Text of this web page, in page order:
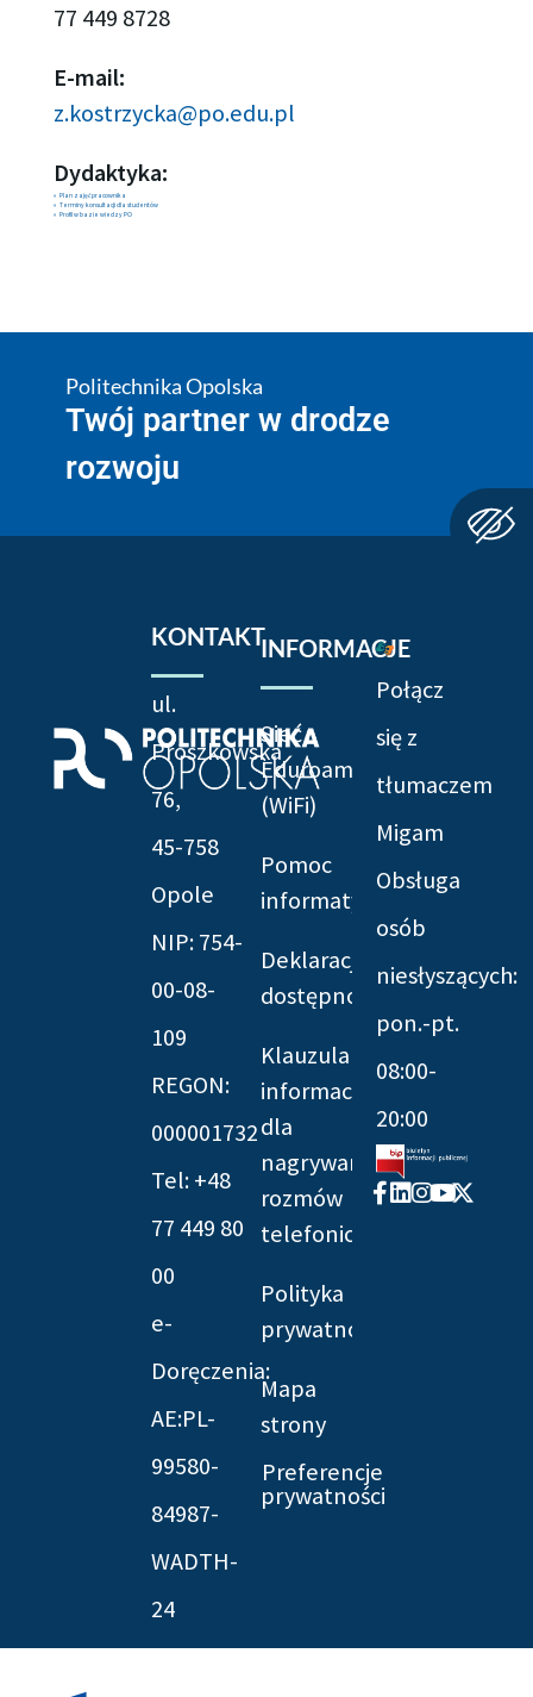
77 449 8728
E-mail:
z.kostrzycka@po.edu.pl
Dydaktyka:
Plan zajęć pracownika
Terminy konsultacji dla studentów
Profil w bazie wiedzy PO
Politechnika Opolska
Twój partner w drodze
rozwoju
KONTAKT
ul.
Prószkowska
76,
45-758
Opole
NIP: 754-
00-08-
109
REGON:
000001732
Tel: +48
77 449 80
00
e-
Doręczenia:
AE:PL-
99580-
84987-
WADTH-
24
INFORMACJE
Sieć
Eduroam
(WiFi)
Pomoc
informatyczna
Deklaracja
dostępności
Klauzula
informacyjna
dla
nagrywania
rozmów
telefonicznych
Polityka
prywatności
Mapa
strony
Preferencje
prywatności
Połącz
się z
tłumaczem
Migam
Obsługa
osób
niesłyszących:
pon.-pt.
08:00-
20:00
Facebook-
f
Linkedin
Instagram
Youtube
X-